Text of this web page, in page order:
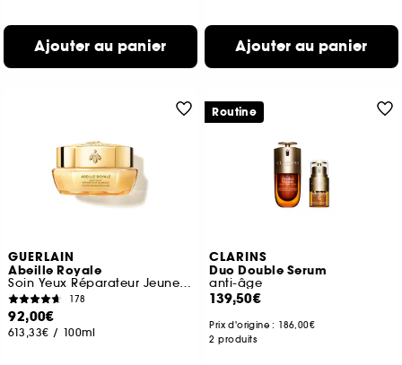
Ajouter au panier Ajouter au panier
GUERLAIN
Abeille Royale
Soin Yeux Réparateur Jeunesse
178
92,00€
613,33€ / 100ml
CLARINS
Duo Double Serum
anti-âge
139,50€
Prix d'origine : 186,00€
2 produits
Routine